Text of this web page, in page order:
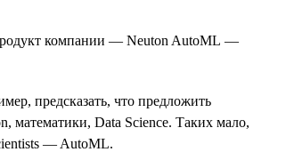
компании — Neuton AutoML —
предсказать, что предложить
математики, Data Science. Таких мало,
— AutoML.